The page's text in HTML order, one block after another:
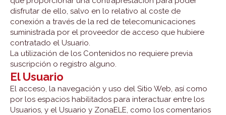
disfrutar de ello, salvo en lo relativo al coste de
conexión a través de la red de telecomunicaciones
suministrada por el proveedor de acceso que hubiere
contratado el Usuario.
La utilización de los Contenidos no requiere previa
suscripción o registro alguno.
El Usuario
El acceso, la navegación y uso del Sitio Web, así como
por los espacios habilitados para interactuar entre los
Usuarios, y el Usuario y ZonaELE, como los comentarios